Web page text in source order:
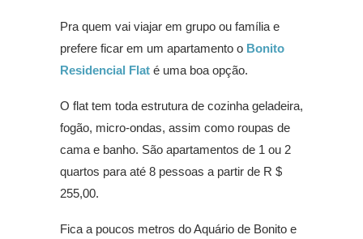
Pra quem vai viajar em grupo ou família e
prefere ficar em um apartamento o Bonito
Residencial Flat é uma boa opção.
O flat tem toda estrutura de cozinha geladeira,
fogão, micro-ondas, assim como roupas de
cama e banho. São apartamentos de 1 ou 2
quartos para até 8 pessoas a partir de R $
255,00.
Fica a poucos metros do Aquário de Bonito e